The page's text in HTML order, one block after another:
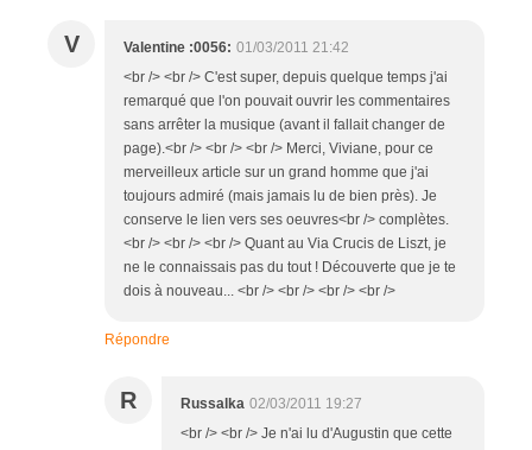
V Valentine :0056: 01/03/2011 21:42
<br /> <br /> C'est super, depuis quelque temps j'ai
remarqué que l'on pouvait ouvrir les commentaires
sans arrêter la musique (avant il fallait changer de
page).<br /> <br /> <br /> Merci, Viviane, pour ce
merveilleux article sur un grand homme que j'ai
toujours admiré (mais jamais lu de bien près). Je
conserve le lien vers ses oeuvres<br /> complètes.
<br /> <br /> <br /> Quant au Via Crucis de Liszt, je
ne le connaissais pas du tout ! Découverte que je te
dois à nouveau... <br /> <br /> <br /> <br />
Répondre
R Russalka 02/03/2011 19:27
<br /> <br /> Je n'ai lu d'Augustin que cette